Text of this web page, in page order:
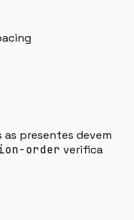
as presentes devem
order verifica